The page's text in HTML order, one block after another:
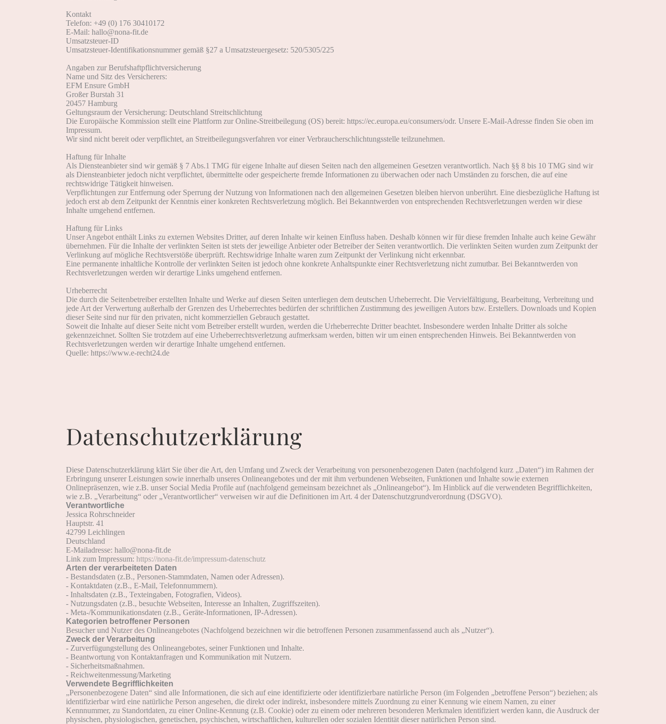
Kontakt
Telefon: +49 (0) 176 30410172
E-Mail: hallo@nona-fit.de
Umsatzsteuer-ID
Umsatzsteuer-Identifikationsnummer gemäß §27 a Umsatzsteuergesetz: 520/5305/225
Angaben zur Berufshaftpflichtversicherung
Name und Sitz des Versicherers:
EFM Ensure GmbH
Großer Burstah 31
20457 Hamburg
Geltungsraum der Versicherung: Deutschland Streitschlichtung
Die Europäische Kommission stellt eine Plattform zur Online-Streitbeilegung (OS) bereit: https://ec.europa.eu/consumers/odr. Unsere E-Mail-Adresse finden Sie oben im
Impressum.
Wir sind nicht bereit oder verpflichtet, an Streitbeilegungsverfahren vor einer Verbraucherschlichtungsstelle teilzunehmen.
Haftung für Inhalte
Als Diensteanbieter sind wir gemäß § 7 Abs.1 TMG für eigene Inhalte auf diesen Seiten nach den allgemeinen Gesetzen verantwortlich. Nach §§ 8 bis 10 TMG sind wir
als Diensteanbieter jedoch nicht verpflichtet, übermittelte oder gespeicherte fremde Informationen zu überwachen oder nach Umständen zu forschen, die auf eine
rechtswidrige Tätigkeit hinweisen.
Verpflichtungen zur Entfernung oder Sperrung der Nutzung von Informationen nach den allgemeinen Gesetzen bleiben hiervon unberührt. Eine diesbezügliche Haftung ist
jedoch erst ab dem Zeitpunkt der Kenntnis einer konkreten Rechtsverletzung möglich. Bei Bekanntwerden von entsprechenden Rechtsverletzungen werden wir diese
Inhalte umgehend entfernen.
Haftung für Links
Unser Angebot enthält Links zu externen Websites Dritter, auf deren Inhalte wir keinen Einfluss haben. Deshalb können wir für diese fremden Inhalte auch keine Gewähr
übernehmen. Für die Inhalte der verlinkten Seiten ist stets der jeweilige Anbieter oder Betreiber der Seiten verantwortlich. Die verlinkten Seiten wurden zum Zeitpunkt der
Verlinkung auf mögliche Rechtsverstöße überprüft. Rechtswidrige Inhalte waren zum Zeitpunkt der Verlinkung nicht erkennbar.
Eine permanente inhaltliche Kontrolle der verlinkten Seiten ist jedoch ohne konkrete Anhaltspunkte einer Rechtsverletzung nicht zumutbar. Bei Bekanntwerden von
Rechtsverletzungen werden wir derartige Links umgehend entfernen.
Urheberrecht
Die durch die Seitenbetreiber erstellten Inhalte und Werke auf diesen Seiten unterliegen dem deutschen Urheberrecht. Die Vervielfältigung, Bearbeitung, Verbreitung und
jede Art der Verwertung außerhalb der Grenzen des Urheberrechtes bedürfen der schriftlichen Zustimmung des jeweiligen Autors bzw. Erstellers. Downloads und Kopien
dieser Seite sind nur für den privaten, nicht kommerziellen Gebrauch gestattet.
Soweit die Inhalte auf dieser Seite nicht vom Betreiber erstellt wurden, werden die Urheberrechte Dritter beachtet. Insbesondere werden Inhalte Dritter als solche
gekennzeichnet. Sollten Sie trotzdem auf eine Urheberrechtsverletzung aufmerksam werden, bitten wir um einen entsprechenden Hinweis. Bei Bekanntwerden von
Rechtsverletzungen werden wir derartige Inhalte umgehend entfernen.
Quelle: https://www.e-recht24.de
Datenschutzerklärung
Diese Datenschutzerklärung klärt Sie über die Art, den Umfang und Zweck der Verarbeitung von personenbezogenen Daten (nachfolgend kurz „Daten“) im Rahmen der
Erbringung unserer Leistungen sowie innerhalb unseres Onlineangebotes und der mit ihm verbundenen Webseiten, Funktionen und Inhalte sowie externen
Onlinepräsenzen, wie z.B. unser Social Media Profile auf (nachfolgend gemeinsam bezeichnet als „Onlineangebot“). Im Hinblick auf die verwendeten Begrifflichkeiten,
wie z.B. „Verarbeitung“ oder „Verantwortlicher“ verweisen wir auf die Definitionen im Art. 4 der Datenschutzgrundverordnung (DSGVO).
Verantwortliche
Jessica Rohrschneider
Hauptstr. 41
42799 Leichlingen
Deutschland
E-Mailadresse: hallo@nona-fit.de
Link zum Impressum: https://nona-fit.de/impressum-datenschutz
Arten der verarbeiteten Daten
- Bestandsdaten (z.B., Personen-Stammdaten, Namen oder Adressen).
- Kontaktdaten (z.B., E-Mail, Telefonnummern).
- Inhaltsdaten (z.B., Texteingaben, Fotografien, Videos).
- Nutzungsdaten (z.B., besuchte Webseiten, Interesse an Inhalten, Zugriffszeiten).
- Meta-/Kommunikationsdaten (z.B., Geräte-Informationen, IP-Adressen).
Kategorien betroffener Personen
Besucher und Nutzer des Onlineangebotes (Nachfolgend bezeichnen wir die betroffenen Personen zusammenfassend auch als „Nutzer“).
Zweck der Verarbeitung
- Zurverfügungstellung des Onlineangebotes, seiner Funktionen und Inhalte.
- Beantwortung von Kontaktanfragen und Kommunikation mit Nutzern.
- Sicherheitsmaßnahmen.
- Reichweitenmessung/Marketing
Verwendete Begrifflichkeiten
„Personenbezogene Daten“ sind alle Informationen, die sich auf eine identifizierte oder identifizierbare natürliche Person (im Folgenden „betroffene Person“) beziehen; als
identifizierbar wird eine natürliche Person angesehen, die direkt oder indirekt, insbesondere mittels Zuordnung zu einer Kennung wie einem Namen, zu einer
Kennnummer, zu Standortdaten, zu einer Online-Kennung (z.B. Cookie) oder zu einem oder mehreren besonderen Merkmalen identifiziert werden kann, die Ausdruck der
physischen, physiologischen, genetischen, psychischen, wirtschaftlichen, kulturellen oder sozialen Identität dieser natürlichen Person sind.